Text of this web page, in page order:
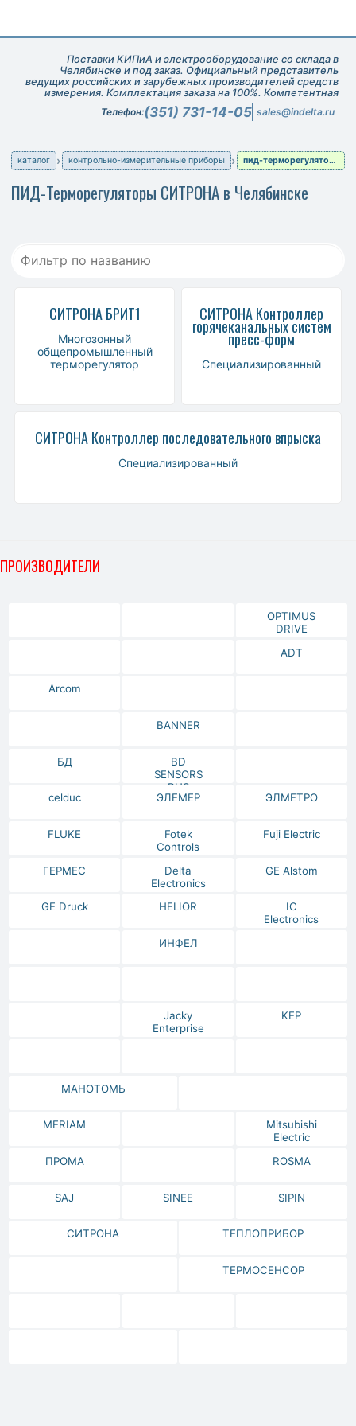
Поставки КИПиА и электрооборудование со склада в
Челябинске и под заказ. Официальный представитель
ведущих российских и зарубежных производителей средств
измерения. Комплектация заказа на 100%. Компетентная
техническая поддержка при подборе оборудования.
Телефон:(351) 731-14-05 sales@indelta.ru
каталог контрольно-измерительные приборы пид-терморегуляторы
ПИД-Терморегуляторы СИТРОНА в Челябинске
СИТРОНА БРИТ1
Многозонный
общепромышленный
терморегулятор
СИТРОНА Контроллер
горячеканальных систем
пресс-форм
Специализированный
СИТРОНА Контроллер последовательного впрыска
Специализированный
ПРОИЗВОДИТЕЛИ
OPTIMUS
DRIVE
ADT
Arcom
BANNER
БД
BD
SENSORS
RUS
celduc
ЭЛЕМЕР ЭЛМЕТРО
FLUKE
Fotek
Controls
Fuji Electric
ГЕРМЕС
Delta
Electronics
GE Alstom
GE Druck HELIOR
IC
Electronics
ИНФЕЛ
Jacky
Enterprise
KEP
МАНОТОМЬ
MERIAM
Mitsubishi
Electric
ПРОМА
ROSMA
SAJ SINEE SIPIN
СИТРОНА ТЕПЛОПРИБОР
ТЕРМОСЕНСОР